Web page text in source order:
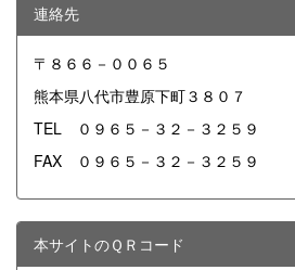
連絡先
〒８６６－００６５
熊本県八代市豊原下町３８０７
TEL ０９６５－３２－３２５９
FAX ０９６５－３２－３２５９
本サイトのＱＲコード